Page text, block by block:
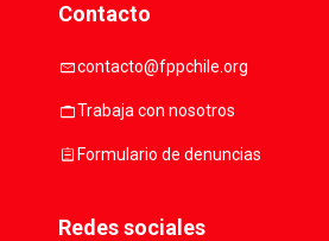
Contacto
mailcontacto@fppchile.org
workTrabaja con nosotros
assignmentFormulario de denuncias
Redes sociales